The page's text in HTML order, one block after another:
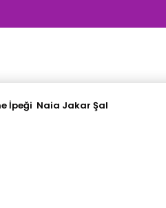
İpeği Naia Jakar Şal